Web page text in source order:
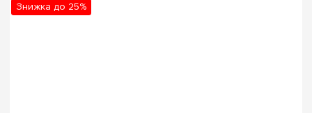
Знижка до 25%